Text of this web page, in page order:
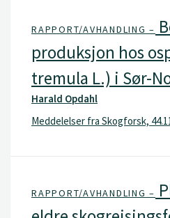
RAPPORT/AVHANDLING –
produksjon hos
tremula L.) i Sør-
Harald Opdahl
Meddelelser fra Skogforsk,
RAPPORT/AVHANDLING –